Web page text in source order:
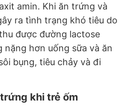
amin. Khi ăn trứng và
ra tình trạng khó tiêu do
được đường lactose
hơn uống sữa và ăn
bụng, tiêu chảy và đi
khi trẻ ốm